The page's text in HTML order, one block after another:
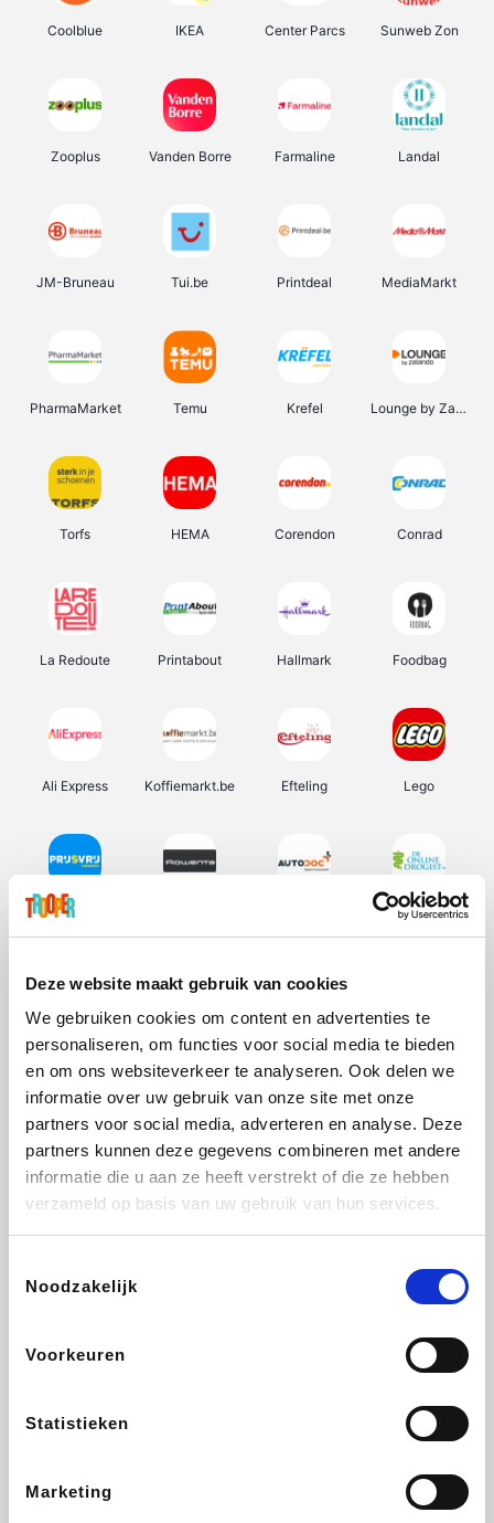
Deze website maakt gebruik van cookies
We gebruiken cookies om content en advertenties te
personaliseren, om functies voor social media te bieden
en om ons websiteverkeer te analyseren. Ook delen we
informatie over uw gebruik van onze site met onze
partners voor social media, adverteren en analyse. Deze
partners kunnen deze gegevens combineren met andere
informatie die u aan ze heeft verstrekt of die ze hebben
verzameld op basis van uw gebruik van hun services.
Noodzakelijk
Voorkeuren
Statistieken
Marketing
Coolblue IKEA Center Parcs Sunweb Zon
Zooplus Vanden Borre Farmaline Landal
JM-Bruneau Tui.be Printdeal MediaMarkt
PharmaMarket Temu Krefel Lounge by Zalando
Torfs HEMA Corendon Conrad
La Redoute Printabout Hallmark Foodbag
Ali Express Koffiemarkt.be Efteling Lego
Prijsvrij De Online Drogist
Vidaxl Lampenlicht.be Adidas Hotels.com
DectDirect
Brussels Airlines
ZEB Get Your Guide